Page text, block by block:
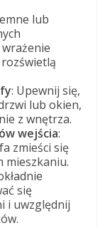
lub
: Upewnij się,
lub okien,
z wnętrza.
wejścia:
zmieści się
mieszkaniu.
się
i uwzględnij